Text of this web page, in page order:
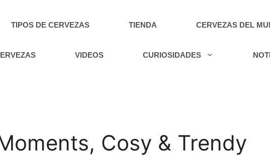
TIPOS DE CERVEZAS TIENDA CERVEZAS DEL
VIDEOS CURIOSIDADES
Cosy & Trendy